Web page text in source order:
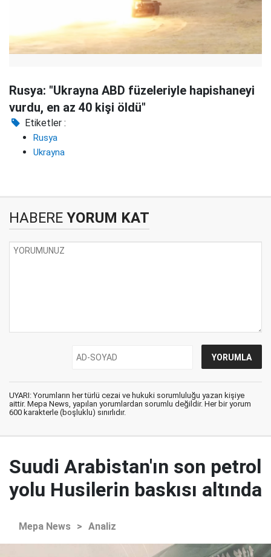
Rusya: "Ukrayna ABD füzeleriyle hapishaneyi
vurdu, en az 40 kişi öldü"
Etiketler :
Rusya
Ukrayna
HABERE YORUM KAT
UYARI: Yorumların her türlü cezai ve hukuki sorumluluğu yazan kişiye
aittir. Mepa News, yapılan yorumlardan sorumlu değildir. Her bir yorum
600 karakterle (boşluklu) sınırlıdır.
Suudi Arabistan'ın son petrol
yolu Husilerin baskısı altında
Mepa News > Analiz